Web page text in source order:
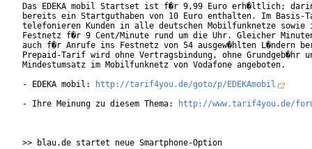
Das EDEKA mobil Startset ist f�r 9,99 Euro erh�ltlich;
bereits ein Startguthaben von 10 Euro enthalten. Im Basis-
telefonieren Kunden in alle deutschen Mobilfunknetze sowie
Festnetz f�r 9 Cent/Minute rund um die Uhr. Gleicher
auch f�r Anrufe ins Festnetz von 54 ausgew�hlten L�ndern
Prepaid-Tarif wird ohne Vertragsbindung, ohne Grundgeb�hr
Mindestumsatz im Mobilfunknetz von Vodafone angeboten.
- EDEKA mobil:
http://tarif4you.de/goto/p/EDEKAmobil
- Ihre Meinung zu diesem Thema:
http://www.tarif4you.de/
>> blau.de startet neue Smartphone-Option